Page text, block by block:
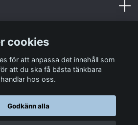
cookies
för att anpassa det innehåll som
att du ska få bästa tänkbara
hos oss.
Godkänn alla